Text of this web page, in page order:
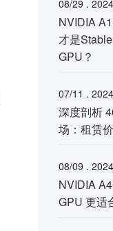
08/29 . 2024
NVIDIA
才是
GPU？
07/11 . 2024
深度剖析
场：租赁
08/09 . 2024
NVIDIA
GPU 更适